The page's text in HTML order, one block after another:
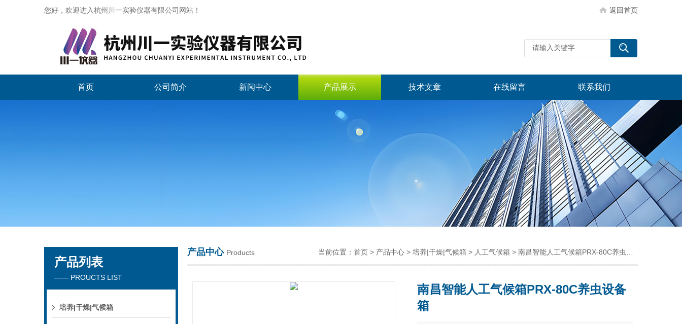
您好，欢迎进入杭州川一实验仪器有限公司网站！ 返回首页
杭州川一实验仪器有限公司
首页 公司简介 新闻中心 产品展示 技术文章 在线留言 联系我们
产品列表
—— PROUCTS LIST
培养|干燥|气候箱
产品中心 Products 当前位置： 首页 > 产品中心 > 培养|干燥|气候箱 > 人工气候箱 > 南昌智能人工气候箱PRX-80C养虫设备箱
南昌智能人工气候箱PRX-80C养虫设备
箱